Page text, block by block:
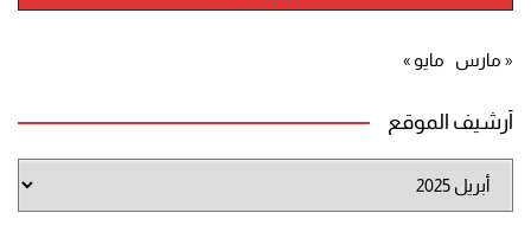
« مارس مايو »
أرشيف الموقع
أرشيف
الموقع